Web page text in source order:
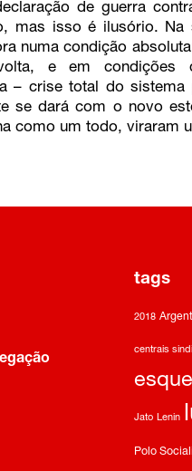
de guerra
mas isso é ilusório.
numa condição
e em condições
– crise total do
se dará com o novo
como um todo, viraram
tags
2018
centrais
Jato Lenin
Polo